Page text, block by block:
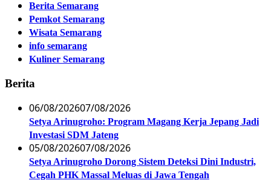
Berita Semarang
Pemkot Semarang
Wisata Semarang
info semarang
Kuliner Semarang
Berita
06/08/202607/08/2026
Setya Arinugroho: Program Magang Kerja Jepang Jadi
Investasi SDM Jateng
05/08/202607/08/2026
Setya Arinugroho Dorong Sistem Deteksi Dini Industri,
Cegah PHK Massal Meluas di Jawa Tengah